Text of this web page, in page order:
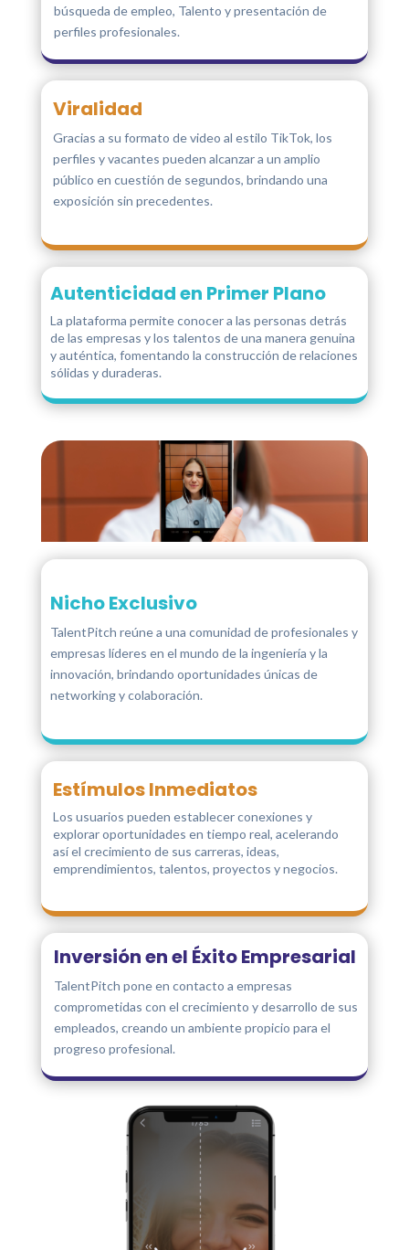
búsqueda de empleo, Talento y presentación de
perfiles profesionales.
Viralidad
Gracias a su formato de video al estilo TikTok, los
perfiles y vacantes pueden alcanzar a un amplio
público en cuestión de segundos, brindando una
exposición sin precedentes.
Autenticidad en Primer Plano
La plataforma permite conocer a las personas detrás
de las empresas y los talentos de una manera genuina
y auténtica, fomentando la construcción de relaciones
sólidas y duraderas.
Nicho Exclusivo
TalentPitch reúne a una comunidad de profesionales y
empresas líderes en el mundo de la ingeniería y la
innovación, brindando oportunidades únicas de
networking y colaboración.
Estímulos Inmediatos
Los usuarios pueden establecer conexiones y
explorar oportunidades en tiempo real, acelerando
así el crecimiento de sus carreras, ideas,
emprendimientos, talentos, proyectos y negocios.
Inversión en el Éxito Empresarial
TalentPitch pone en contacto a empresas
comprometidas con el crecimiento y desarrollo de sus
empleados, creando un ambiente propicio para el
progreso profesional.